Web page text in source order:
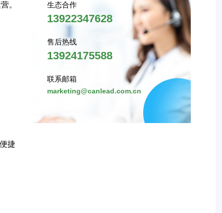
。
捷
生态合作
13922347628
售后热线
13924175588
联系邮箱
marketing@canlead.com.cn